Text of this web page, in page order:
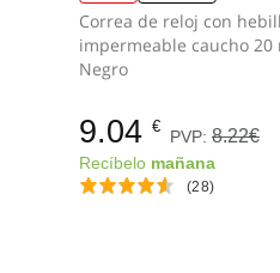
Correa de reloj con
impermeable caucho 20
Negro
9.04 €
PVP: 8.22€
Recíbelo mañana
(28)